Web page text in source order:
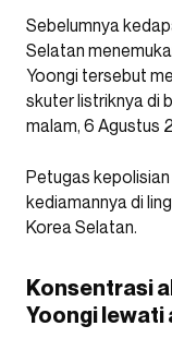
Sebelumnya
Selatan
Yoongi tersebut
skuter listriknya di
malam, 6 Agustus
Petugas
kediamannya di
Korea Selatan.
Konsentrasi
Yoongi lewati